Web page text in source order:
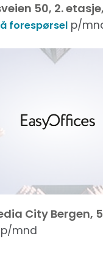
50, 2.
forespørsel p/
City Bergen,
p/mnd